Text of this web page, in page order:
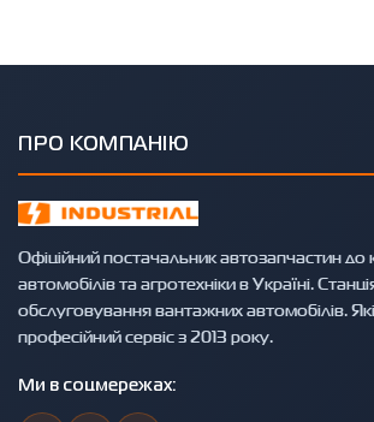
ПРО КОМПАНІЮ
Офіційний постачальник автозапчастин до
автомобілів та агротехніки в Україні.
обслуговування вантажних автомобілів.
професійний сервіс з 2013 року.
Ми в соцмережах: